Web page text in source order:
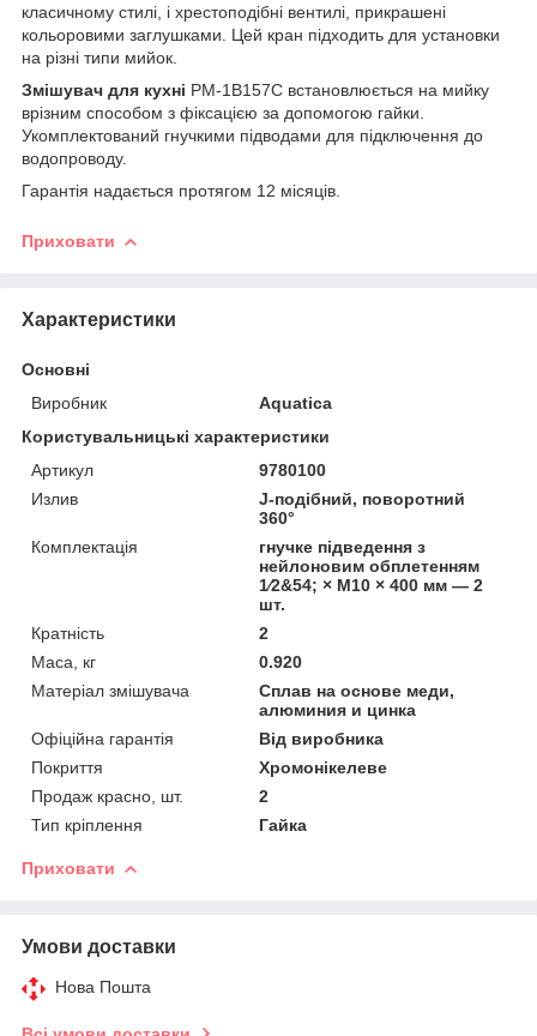
класичному стилі, і хрестоподібні вентилі, прикрашені
кольоровими заглушками. Цей кран підходить для установки
на різні типи мийок.
Змішувач для кухні PM-1B157C встановлюється на мийку
врізним способом з фіксацією за допомогою гайки.
Укомплектований гнучкими підводами для підключення до
водопроводу.
Гарантія надається протягом 12 місяців.
Приховати
Характеристики
Основні
Виробник
Aquatica
Користувальницькі характеристики
Артикул
9780100
Излив
J-подібний, поворотний
360°
Комплектація
гнучке підведення з
нейлоновим обплетенням
1⁄2&54; × M10 × 400 мм — 2
шт.
Кратність
2
Маса, кг
0.920
Матеріал змішувача
Сплав на основе меди,
алюминия и цинка
Офіційна гарантія
Від виробника
Покриття
Хромонікелеве
Продаж красно, шт.
2
Тип кріплення
Гайка
Приховати
Умови доставки
Нова Пошта